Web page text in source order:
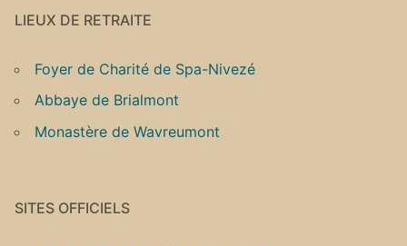
LIEUX DE RETRAITE
Foyer de Charité de Spa-Nivezé
Abbaye de Brialmont
Monastère de Wavreumont
SITES OFFICIELS